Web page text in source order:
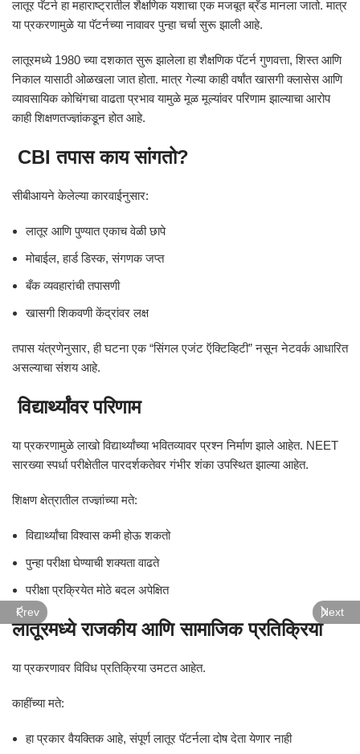
लातूर पॅटर्न हा महाराष्ट्रातील शैक्षणिक यशाचा एक मजबूत ब्रँड मानला जातो. मात्र
या प्रकरणामुळे या पॅटर्नच्या नावावर पुन्हा चर्चा सुरू झाली आहे.
लातूरमध्ये 1980 च्या दशकात सुरू झालेला हा शैक्षणिक पॅटर्न गुणवत्ता, शिस्त आणि
निकाल यासाठी ओळखला जात होता. मात्र गेल्या काही वर्षांत खासगी क्लासेस आणि
व्यावसायिक कोचिंगचा वाढता प्रभाव यामुळे मूळ मूल्यांवर परिणाम झाल्याचा आरोप
काही शिक्षणतज्ज्ञांकडून होत आहे.
CBI तपास काय सांगतो?
सीबीआयने केलेल्या कारवाईनुसार:
लातूर आणि पुण्यात एकाच वेळी छापे
मोबाईल, हार्ड डिस्क, संगणक जप्त
बँक व्यवहारांची तपासणी
खासगी शिकवणी केंद्रांवर लक्ष
तपास यंत्रणेनुसार, ही घटना एक “सिंगल एजंट ऍक्टिव्हिटी” नसून नेटवर्क आधारित
असल्याचा संशय आहे.
विद्यार्थ्यांवर परिणाम
या प्रकरणामुळे लाखो विद्यार्थ्यांच्या भवितव्यावर प्रश्न निर्माण झाले आहेत. NEET
सारख्या स्पर्धा परीक्षेतील पारदर्शकतेवर गंभीर शंका उपस्थित झाल्या आहेत.
शिक्षण क्षेत्रातील तज्ज्ञांच्या मते:
विद्यार्थ्यांचा विश्वास कमी होऊ शकतो
पुन्हा परीक्षा घेण्याची शक्यता वाढते
परीक्षा प्रक्रियेत मोठे बदल अपेक्षित
लातूरमध्ये राजकीय आणि सामाजिक प्रतिक्रिया
या प्रकरणावर विविध प्रतिक्रिया उमटत आहेत.
काहींच्या मते:
हा प्रकार वैयक्तिक आहे, संपूर्ण लातूर पॅटर्नला दोष देता येणार नाही
Prev Next